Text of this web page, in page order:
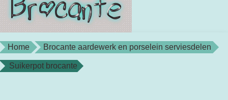
Home Brocante aardewerk en porselein serviesdelen
Suikerpot brocante